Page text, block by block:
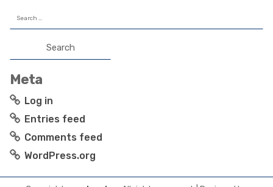
for:
Meta
Log in
Entries feed
Comments feed
WordPress.org